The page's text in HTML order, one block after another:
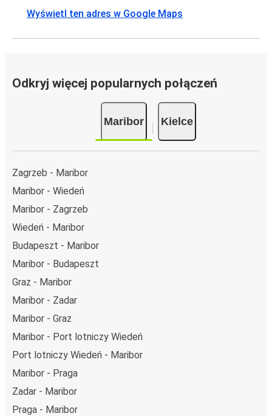
Wyświetl ten adres w Google Maps
Odkryj więcej popularnych połączeń
Maribor Kielce
Zagrzeb - Maribor
Maribor - Wiedeń
Maribor - Zagrzeb
Wiedeń - Maribor
Budapeszt - Maribor
Maribor - Budapeszt
Graz - Maribor
Maribor - Zadar
Maribor - Graz
Maribor - Port lotniczy Wiedeń
Port lotniczy Wiedeń - Maribor
Maribor - Praga
Zadar - Maribor
Praga - Maribor